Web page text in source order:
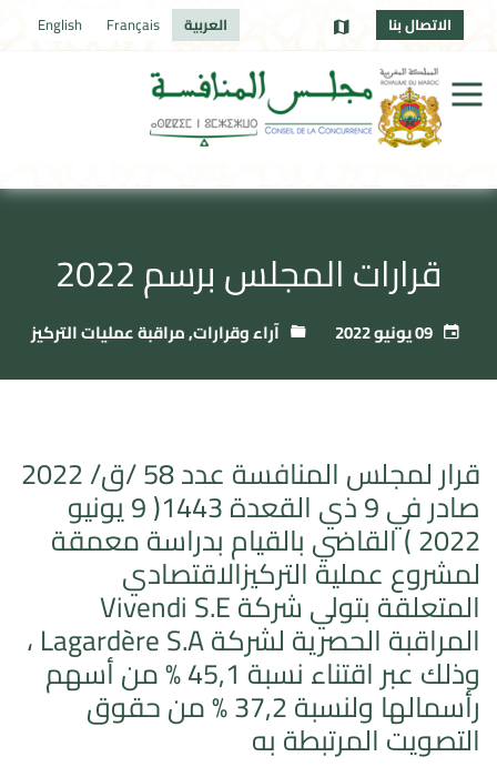
الاتصال بنا العربية Français
English
قرارات المجلس برسم 2022
09 يونيو 2022 آراء وقرارات,مراقبة عمليات التركيز
قرار لمجلس المنافسة عدد 58 /ق/ 2022
صادر في 9 ذي القعدة 1443( 9 يونيو
2022 ) القاضي بالقيام بدراسة معمقة
لمشروع عملية التركيزالاقتصادي
المتعلقة بتولي شركة Vivendi S.E
المراقبة الحصرية لشركة Lagardère S.A ،
وذلك عبر اقتناء نسبة 45,1 % من أسهم
رأسمالها ولنسبة 37,2 % من حقوق
التصويت المرتبطة به